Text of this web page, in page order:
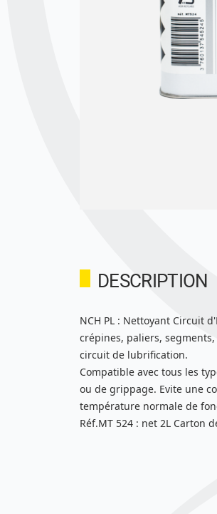
DESCRIPTION
NCH PL : Nettoyant Circuit
crépines, paliers,
circuit de lubrification.
Compatible avec tous les
ou de grippage. Evite une
température normale de
Réf.MT 524 : net 2L Carton